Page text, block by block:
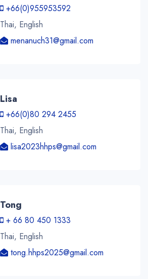
+66(0)955953592
Thai, English
menanuch31@gmail.com
Lisa
+66(0)80 294 2455
Thai, English
lisa2023hhps@gmail.com
Tong
+ 66 80 450 1333
Thai, English
tong.hhps2025@gmail.com